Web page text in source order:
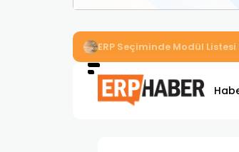
İkizler Aydınlatma,